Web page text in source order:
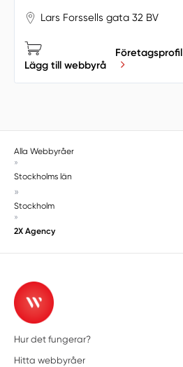
Lars Forssells gata 32 BV
Lägg till webbyrå
Företagsprofil
Alla Webbyråer
»
Stockholms län
»
Stockholm
»
2X Agency
Hur det fungerar?
Hitta webbyråer